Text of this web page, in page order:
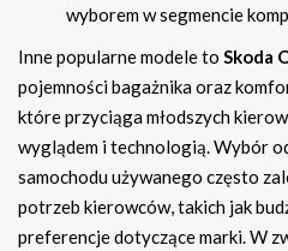
wyborem w segmencie
Inne popularne modele to Skoda
pojemności bagażnika oraz
które przyciąga młodszych
wyglądem i technologią. Wybór
samochodu używanego często
potrzeb kierowców, takich jak
preferencje dotyczące marki. W